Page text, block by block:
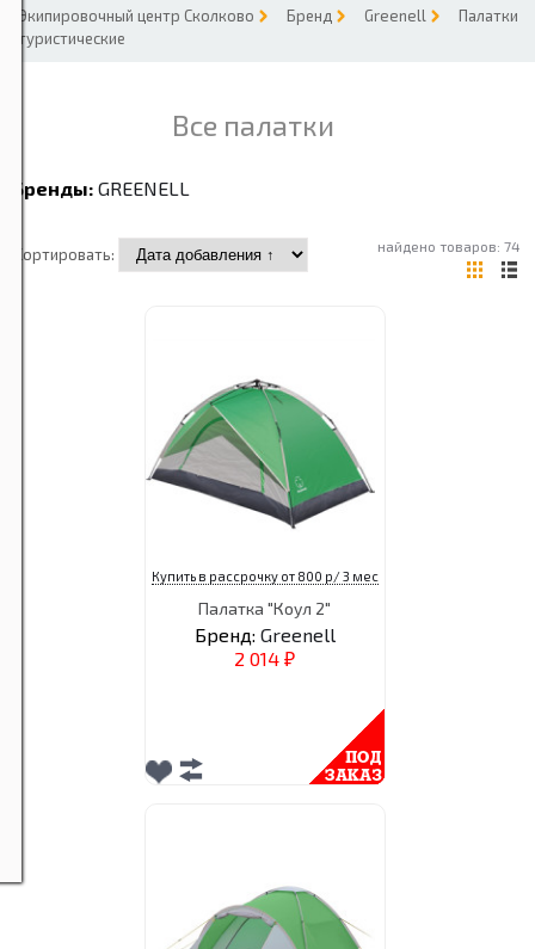
Экипировочный центр Сколково Бренд Greenell
Палатки
туристические
Все палатки
Бренды: GREENELL
Сортировать: найдено товаров: 74
Купить в рассрочку от 800 р/ 3 мес
Палатка "Коул 2"
Бренд: Greenell
2 014 ₽